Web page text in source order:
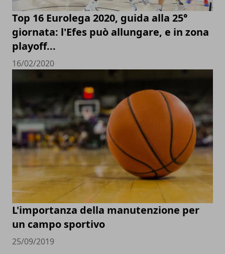
Top 16 Eurolega 2020, guida alla 25°
giornata: l'Efes può allungare, e in zona
playoff...
16/02/2020
L'importanza della manutenzione per
un campo sportivo
25/09/2019